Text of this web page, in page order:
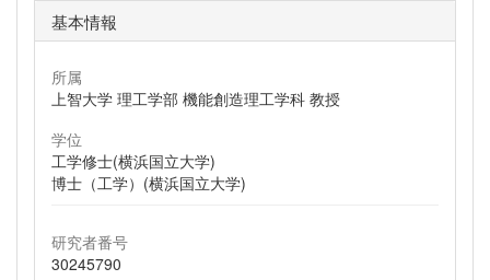
基本情報
所属
上智大学 理工学部 機能創造理工学科 教授
学位
工学修士(横浜国立大学)
博士（工学）(横浜国立大学)
研究者番号
30245790